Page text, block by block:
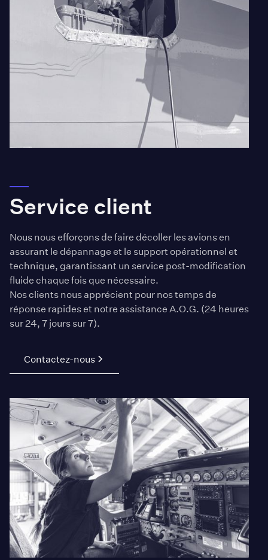
Service client
Nous nous efforçons de faire décoller les avions en
assurant le dépannage et le support opérationnel et
technique, garantissant un service post-modification
fluide chaque fois que nécessaire.
Nos clients nous apprécient pour nos temps de
réponse rapides et notre assistance A.O.G. (24 heures
sur 24, 7 jours sur 7).
Contactez-nous